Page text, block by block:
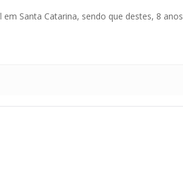
Santa Catarina, sendo que destes, 8 anos